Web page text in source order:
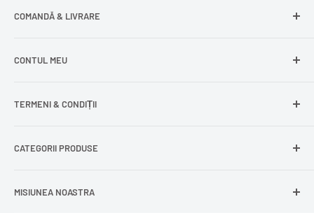
COMANDĂ & LIVRARE
Livrare gratuită
CONTUL MEU
Comenzile mele
Cont nou
Comandă ca oaspete
TERMENI & CONDIȚII
Politica de returnare
Politica de expediere
CATEGORII PRODUSE
Dulciuri și snacks
MISIUNEA NOASTRA